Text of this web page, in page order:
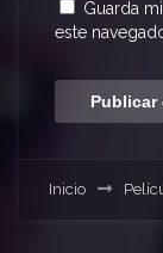
Guarda
este
Inicio